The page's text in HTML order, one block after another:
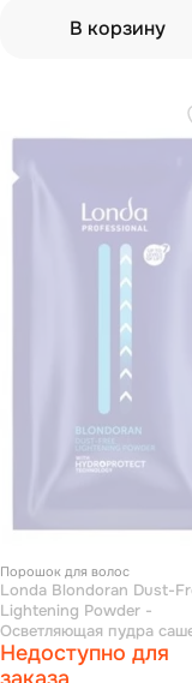
В корзину
Порошок для волос
Londa Blondoran Dust-
Lightening Powder -
Осветляющая пудра
Недоступно для